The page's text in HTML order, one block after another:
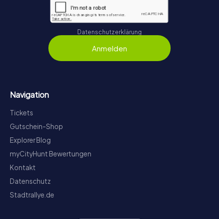
Datenschutzerklärung
Anmelden
Navigation
Tickets
Gutschein-Shop
Explorer Blog
myCityHunt Bewertungen
Kontakt
Datenschutz
Stadtrallye.de